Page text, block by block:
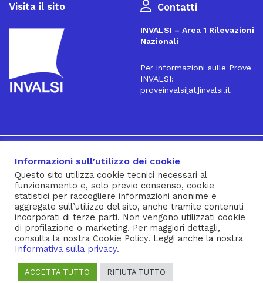
Visita il sito Contatti
INVALSI – Area 1 Rilevazioni
Nazionali
Per informazioni sulle Prove
INVALSI:
proveinvalsi[at]invalsi.it
Iscriviti alla Newsletter
® INVALSI – Via Ippolito Nievo, 35 – 00153 ROMA – tel. 06
941851 – fax 06 94185215 – c.f. 92000450582
Privacy Policy– Cookie Policy –Note Legali–Social Media
Policy
Informazioni sull’utilizzo dei cookie
Questo sito utilizza cookie tecnici necessari al
funzionamento e, solo previo consenso, cookie
statistici per raccogliere informazioni anonime e
aggregate sull’utilizzo del sito, anche tramite contenuti
incorporati di terze parti. Non vengono utilizzati cookie
di profilazione o marketing. Per maggiori dettagli,
consulta la nostra Cookie Policy. Leggi anche la nostra
Informativa sulla privacy.
ACCETTA TUTTO RIFIUTA TUTTO